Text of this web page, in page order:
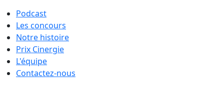
Podcast
Les concours
Notre histoire
Prix Cinergie
L'équipe
Contactez-nous